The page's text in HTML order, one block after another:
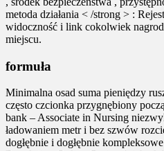
metoda działania < /strong > :
widoczność i link cokolwiek
miejscu.
formuła
Minimalna osad suma pieniędzy
często czcionka przygnębiony
bank – Associate in Nursing
ładowaniem metr i bez szwów
dogłębnie i dogłębnie